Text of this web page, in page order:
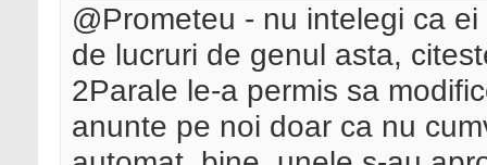
@Prometeu - nu intelegi ca
de lucruri de genul asta,
2Parale le-a permis sa
anunte pe noi doar ca nu